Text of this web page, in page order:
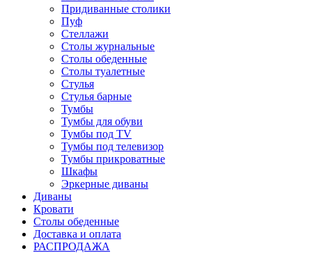
Придиванные столики
Пуф
Стеллажи
Столы журнальные
Столы обеденные
Столы туалетные
Стулья
Стулья барные
Тумбы
Тумбы для обуви
Тумбы под TV
Тумбы под телевизор
Тумбы прикроватные
Шкафы
Эркерные диваны
Диваны
Кровати
Столы обеденные
Доставка и оплата
РАСПРОДАЖА